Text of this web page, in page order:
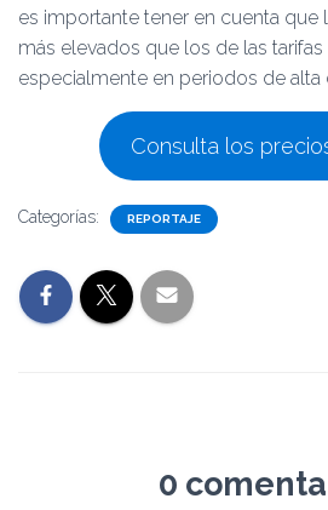
es importante tener en cuenta
más elevados que los de las
especialmente en periodos de alta
Consulta los
Categorías: REPORTAJE
0